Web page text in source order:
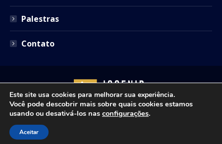
Palestras
Contato
Copyright © 2021 - Josenir Teixeira Advocacia. Todos os
direitos reservados. Site desenvolvido por
Este site usa cookies para melhorar sua experiência.
Você pode descobrir mais sobre quais cookies estamos
usando ou desativá-los nas configurações.
Aceitar